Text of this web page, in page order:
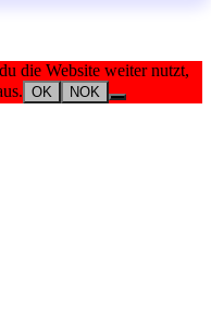
die Website weiter nutzt,
OK NOK